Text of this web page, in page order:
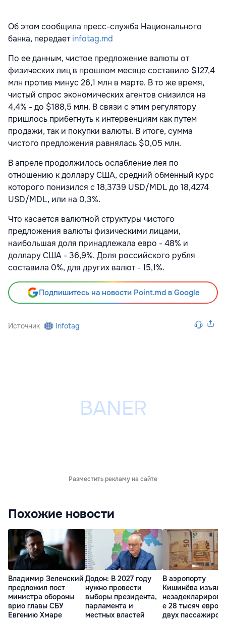
Об этом сообщила пресс-служба Национального
банка, передаетinfotag.md
По ее данным, чистое предложение валюты от
физических лиц в прошлом месяце составило $127,4
млн против минус 26,1 млн в марте. В то же время,
чистый спрос экономических агентов снизился на
4,4% - до $188,5 млн. В связи с этим регулятору
пришлось прибегнуть к интервенциям как путем
продажи, так и покупки валюты. В итоге, сумма
чистого предложения равнялась $0,05 млн.
В апреле продолжилось ослабление лея по
отношению к доллару США, средний обменный курс
которого понизился с 18,3739 USD/MDL до 18,4274
USD/MDL, или на 0,3%.
Что касается валютной структуры чистого
предложения валюты физическими лицами,
наибольшая доля принадлежала евро - 48% и
доллару США - 36,9%. Доля российского рубля
составила 0%, для других валют - 15,1%.
Подпишитесь на новости Point.md в Google
Источник Infotag
Разместить рекламу на сайте
Похожие новости
Владимир Зеленский
предложил пост
министра обороны
врио главы СБУ
Евгению Хмаре
Додон: В 2027 году
нужно провести
выборы президента,
парламента и
местных властей
В аэропорту
Кишинёва изъяли
е 28 тысяч евро у
двух пассажиров